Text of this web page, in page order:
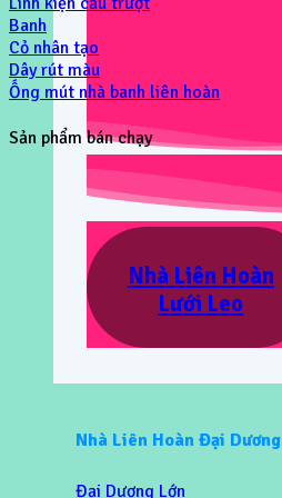
Nhà Liên Hoàn
Lưới Leo
Nhà Liên Hoàn Đại Dương
Đại Dương Lớn
Banh
Cỏ nhân tạo
Dây rút màu
Ống mút nhà banh liên hoàn
Sản phẩm bán chạy